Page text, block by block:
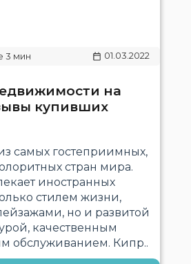
01.03.2022
на
купивших
самых гостеприимных,
стран мира.
иностранных
стилем жизни,
но и развитой
качественным
обслуживанием. Кипр..